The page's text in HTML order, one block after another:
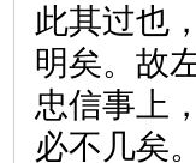
此其过也
明矣。故
忠信事上
必不几矣